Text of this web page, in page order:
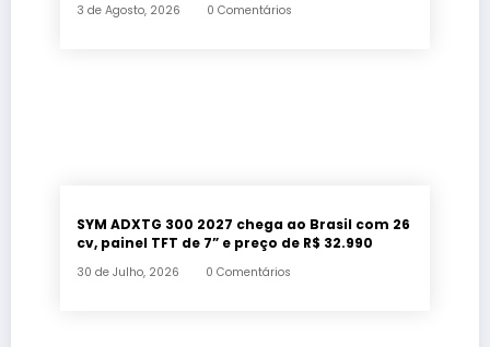
3 de Agosto, 2026 0 Comentários
SYM ADXTG 300 2027 chega ao Brasil com 26
cv, painel TFT de 7” e preço de R$ 32.990
30 de Julho, 2026 0 Comentários